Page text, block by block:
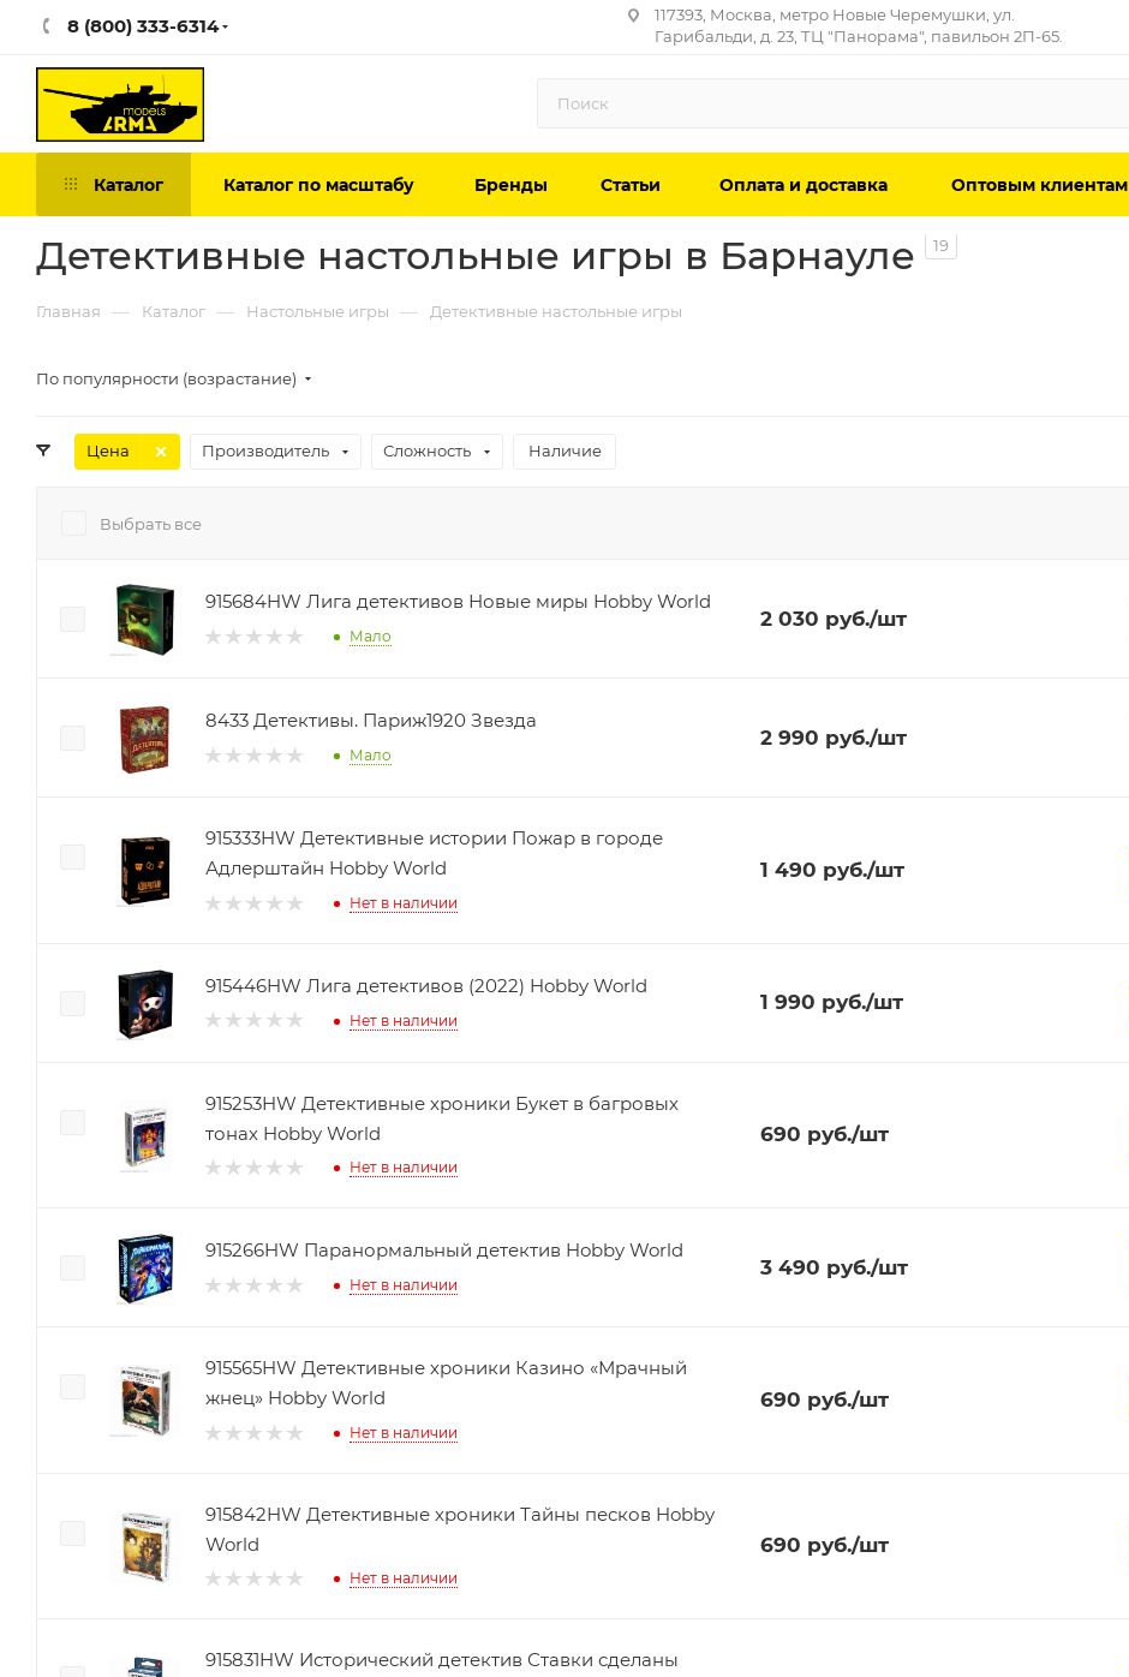
8 (800) 333-6314
117393, Москва, метро Новые Черемушки, ул.
Гарибальди, д. 23, ТЦ "Панорама", павильон 2П-65.
Каталог Каталог по масштабу Бренды Статьи Оплата и доставка Оптовым клиентам
Детективные настольные игры в Барнауле 19
Главная — Каталог — Настольные игры — Детективные настольные игры
По популярности (возрастание)
Цена Производитель Сложность Наличие
Выбрать все
915684HW Лига детективов Новые миры Hobby World
Мало
2 030 руб./шт
8433 Детективы. Париж1920 Звезда
Мало
2 990 руб./шт
915333HW Детективные истории Пожар в городе
Адлерштайн Hobby World
Нет в наличии
1 490 руб./шт
915446HW Лига детективов (2022) Hobby World
Нет в наличии
1 990 руб./шт
915253HW Детективные хроники Букет в багровых
тонах Hobby World
Нет в наличии
690 руб./шт
915266HW Паранормальный детектив Hobby World
Нет в наличии
3 490 руб./шт
915565HW Детективные хроники Казино «Мрачный
жнец» Hobby World
Нет в наличии
690 руб./шт
915842HW Детективные хроники Тайны песков Hobby
World
Нет в наличии
690 руб./шт
915831HW Исторический детектив Ставки сделаны